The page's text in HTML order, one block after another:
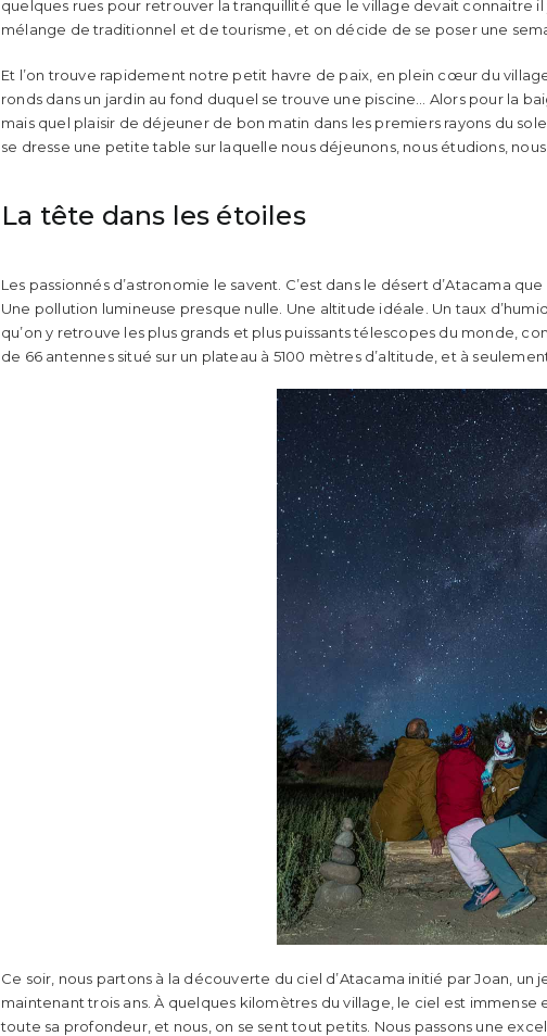
quelques rues pour retrouver la tranquillité que le village devait connaitre
mélange de traditionnel et de tourisme, et on décide de se poser une
Et l’on trouve rapidement notre petit havre de paix, en plein cœur du
ronds dans un jardin au fond duquel se trouve une piscine… Alors pour la
mais quel plaisir de déjeuner de bon matin dans les premiers rayons du
se dresse une petite table sur laquelle nous déjeunons, nous étudions,
La tête dans les étoiles
Les passionnés d’astronomie le savent. C’est dans le désert d’Atacama
Une pollution lumineuse presque nulle. Une altitude idéale. Un taux
qu’on y retrouve les plus grands et plus puissants télescopes du monde,
de 66 antennes situé sur un plateau à 5100 mètres d’altitude, et à
Ce soir, nous partons à la découverte du ciel d’Atacama initié par Joan, un
maintenant trois ans. À quelques kilomètres du village, le ciel est
toute sa profondeur, et nous, on se sent tout petits. Nous passons une